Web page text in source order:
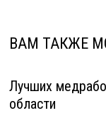
ВАМ ТАКЖЕ
Лучших
области